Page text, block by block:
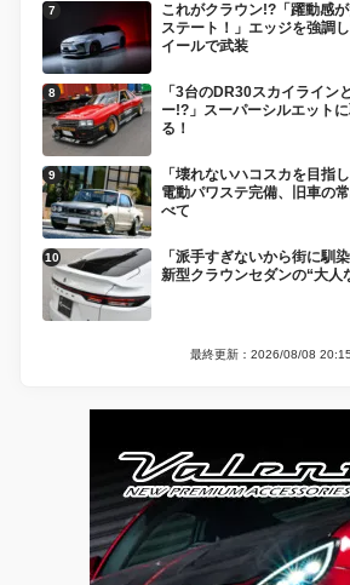
これがクラウン!?「躍動感
ステート！」エッジを強調
イールで武装
「3台のDR30スカイライン
ー!?」スーパーシルエット
る！
「壊れないハコスカを目指
電動パワステ完備、旧車の
べて
「派手すぎないから街に馴
新型クラウンセダンの“大人
最終更新：2026/08/08 20:15